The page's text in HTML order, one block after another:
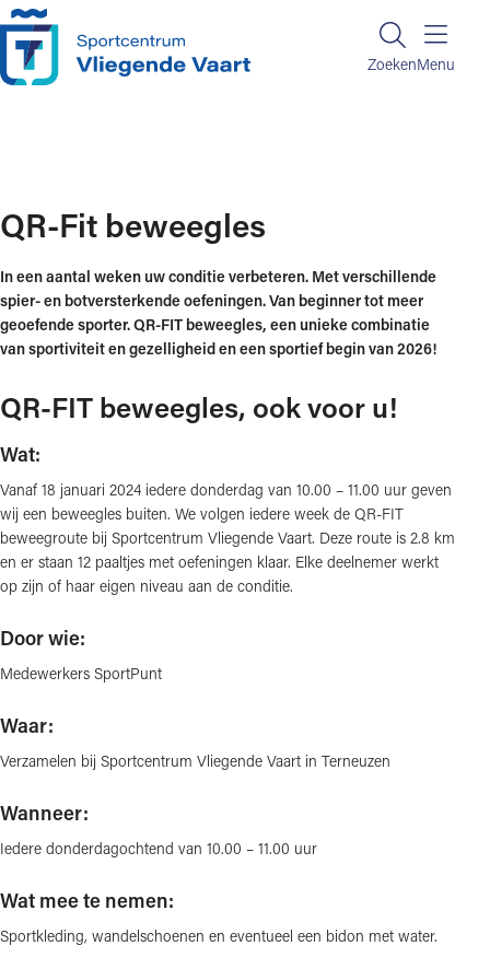
Ga naar de inhoud
ZoekenZoeken
Menu
QR-Fit beweegles
In een aantal weken uw conditie verbeteren. Met verschillende
spier- en botversterkende oefeningen. Van beginner tot meer
geoefende sporter. QR-FIT beweegles, een unieke combinatie
van sportiviteit en gezelligheid en een sportief begin van 2026!
QR-FIT beweegles, ook voor u!
Wat:
Vanaf 18 januari 2024 iedere donderdag van 10.00 – 11.00 uur geven
wij een beweegles buiten. We volgen iedere week de QR-FIT
beweegroute bij Sportcentrum Vliegende Vaart. Deze route is 2.8 km
en er staan 12 paaltjes met oefeningen klaar. Elke deelnemer werkt
op zijn of haar eigen niveau aan de conditie.
Door wie:
Medewerkers SportPunt
Waar:
Verzamelen bij Sportcentrum Vliegende Vaart in Terneuzen
Wanneer:
Iedere donderdagochtend van 10.00 – 11.00 uur
Wat mee te nemen:
Sportkleding, wandelschoenen en eventueel een bidon met water.